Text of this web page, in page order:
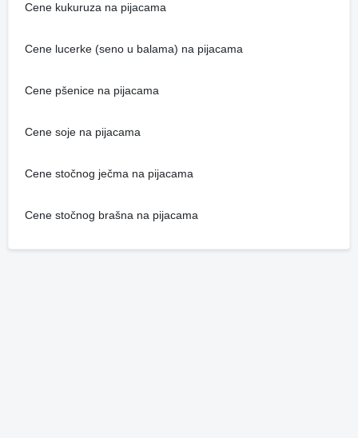
Cene kukuruza na pijacama
Cene lucerke (seno u balama) na pijacama
Cene pšenice na pijacama
Cene soje na pijacama
Cene stočnog ječma na pijacama
Cene stočnog brašna na pijacama